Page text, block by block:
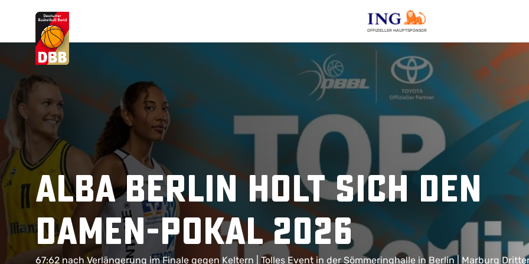
OFFIZIELLER HAUPTSPONSOR
Suchvorschläge
Dolor Sit
Amet Valputo
ALBA BERLIN holt sich den
Damen-Pokal 2026
67:62 nach Verlängerung im Finale gegen Keltern | Tolles Event in der Sömmeringhalle in Berlin | Marburg